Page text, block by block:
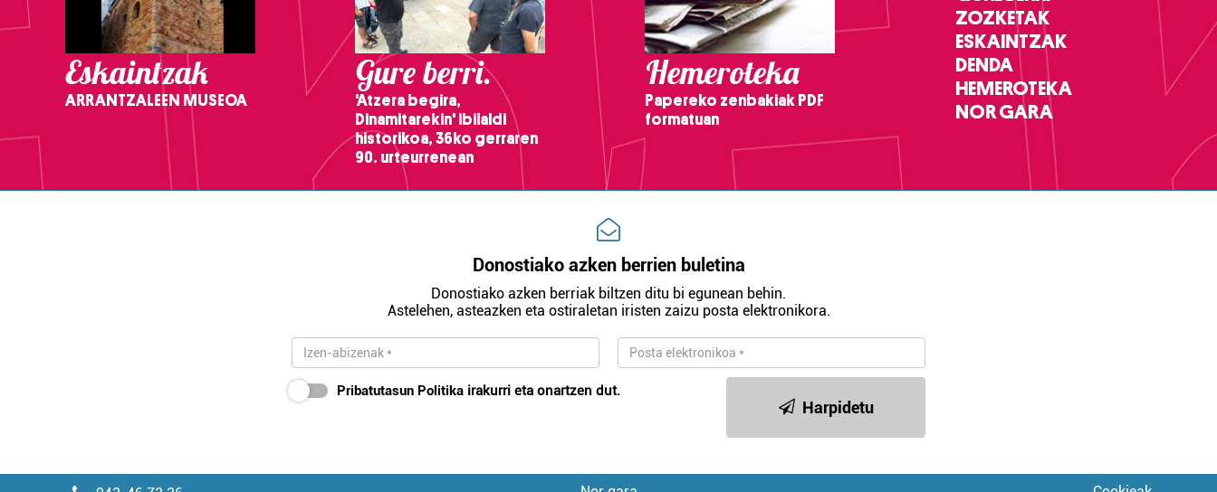
Eskaintzak
ARRANTZALEEN MUSEOA
Gure berri.
'Atzera begira,
Dinamitarekin' ibilaldi
historikoa, 36ko gerraren
90. urteurrenean
Hemeroteka
Papereko zenbakiak PDF
formatuan
ZOZKETAK
ESKAINTZAK
DENDA
HEMEROTEKA
NOR GARA
Donostiako azken berrien buletina
Donostiako azken berriak biltzen ditu bi egunean behin.
Astelehen, asteazken eta ostiraletan iristen zaizu posta elektronikora.
Pribatutasun Politika irakurri eta onartzen dut.
Harpidetu